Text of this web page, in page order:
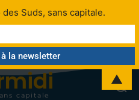
capitale
des Suds, sans capitale.
▲